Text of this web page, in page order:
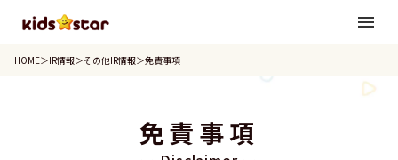
menu
HOME＞IR情報＞その他IR情報＞免責事項
免責事項